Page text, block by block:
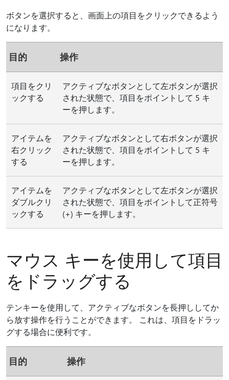
ボタンを選択すると、画面上の項目をクリックできるよう
になります。
目的 操作
項目をクリ
ックする
アクティブなボタンとして左ボタンが選択
された状態で、項目をポイントして 5 キ
ーを押します。
アイテムを
右クリック
する
アクティブなボタンとして右ボタンが選択
された状態で、項目をポイントして 5 キ
ーを押します。
アイテムを
ダブルクリ
ックする
アクティブなボタンとして左ボタンが選択
された状態で、項目をポイントして正符号
(+) キーを押します。
マウス キーを使用して項目
をドラッグする
テンキーを使用して、アクティブなボタンを長押ししてか
ら放す操作を行うことができます。 これは、項目をドラッ
グする場合に便利です。
目的 操作